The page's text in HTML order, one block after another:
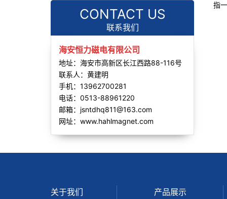
CONTACT US
联系我们
海安恒力磁电有限公司
地址：海安市高新区长江西路88-116号
联系人：黄建明
手机：13962700281
电话：0513-88961220
邮箱：jsntdhq811@163.com
网址：www.hahlmagnet.com
指
关于我们
产品展示